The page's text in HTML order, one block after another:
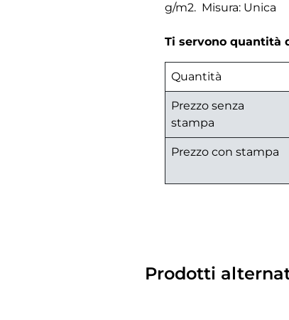
g/m2. Misura: Unica
Ti servono quantità
Quantità
Prezzo senza
stampa
Prezzo con stampa
Prodotti